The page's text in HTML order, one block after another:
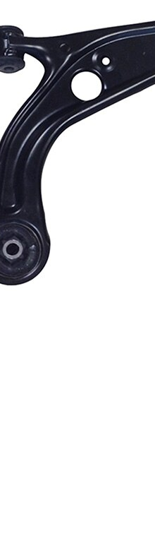
s
nosným-/vodicím
kloubem
trojúhelníkové
rameno
VKDS 322022
B